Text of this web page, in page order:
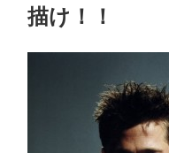
描け！！